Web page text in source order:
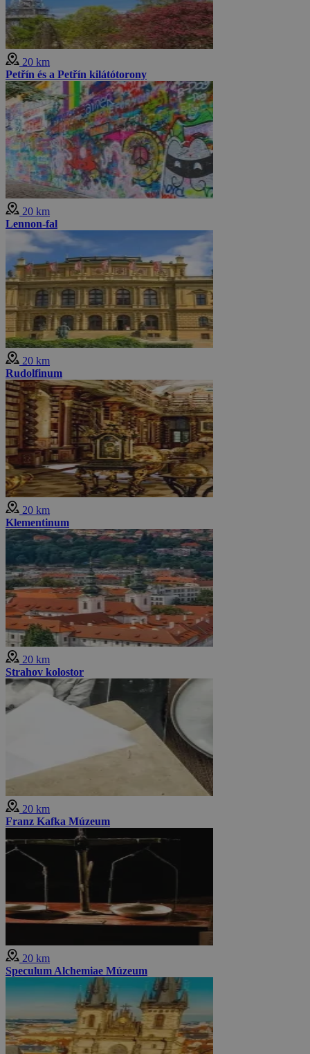
20 km
Petřín és a Petřín kilátótorony
20 km
Lennon-fal
20 km
Rudolfinum
20 km
Klementinum
20 km
Strahov kolostor
20 km
Franz Kafka Múzeum
20 km
Speculum Alchemiae Múzeum